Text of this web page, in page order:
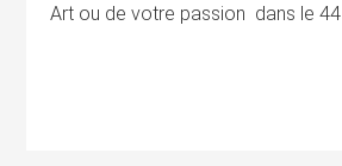
Art ou de votre passion dans le 44